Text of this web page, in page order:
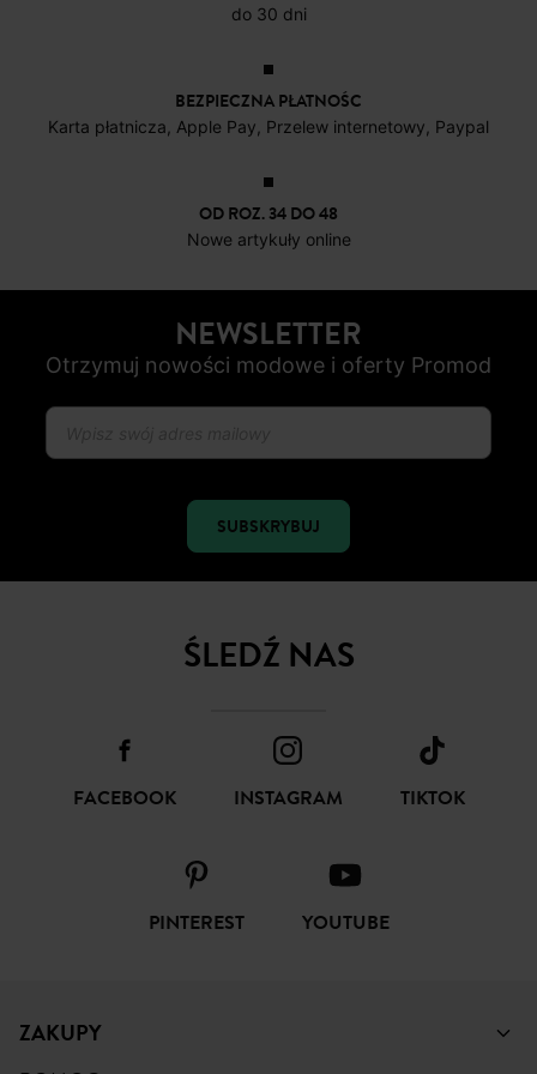
do 30 dni
BEZPIECZNA PŁATNOŚC
Karta płatnicza, Apple Pay, Przelew internetowy, Paypal
OD ROZ. 34 DO 48
Nowe artykuły online
NEWSLETTER
Otrzymuj nowości modowe i oferty Promod
SUBSKRYBUJ
ŚLEDŹ NAS
FACEBOOK INSTAGRAM TIKTOK
PINTEREST YOUTUBE
ZAKUPY